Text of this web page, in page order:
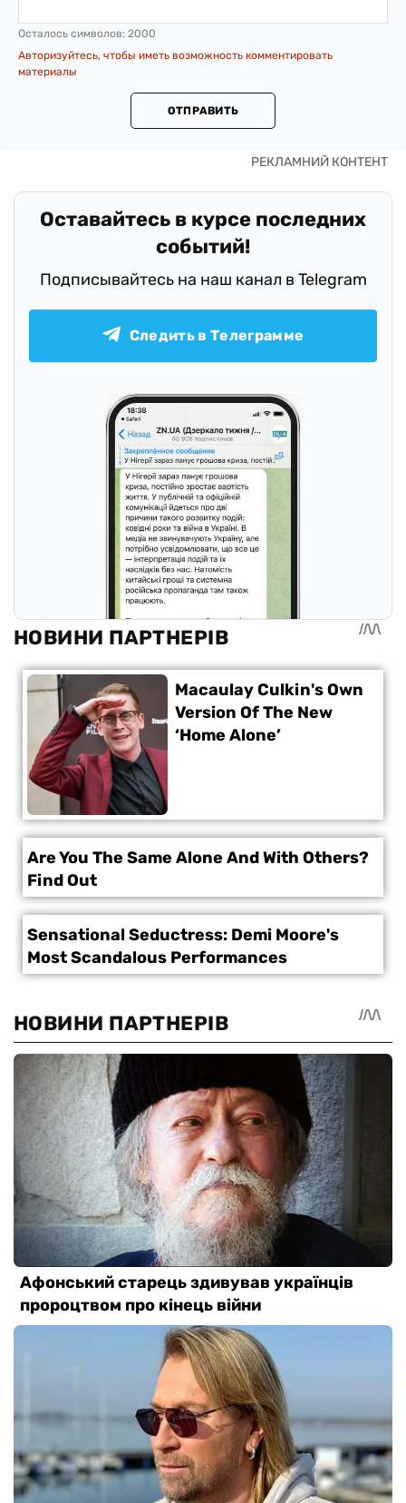
Осталось символов: 2000
Авторизуйтесь, чтобы иметь возможность комментировать
материалы
ОТПРАВИТЬ
Оставайтесь в курсе последних
событий!
Подписывайтесь на наш канал в Telegram
Следить в Телеграмме